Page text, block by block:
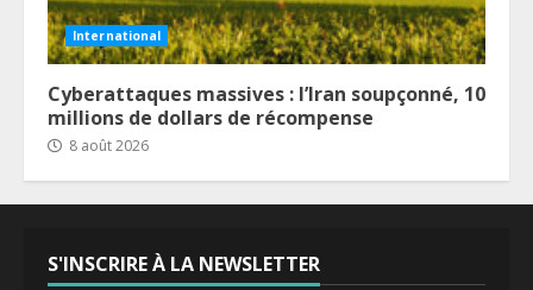
International
Cyberattaques massives : l’Iran soupçonné, 10
millions de dollars de récompense
8 août 2026
S'INSCRIRE À LA NEWSLETTER